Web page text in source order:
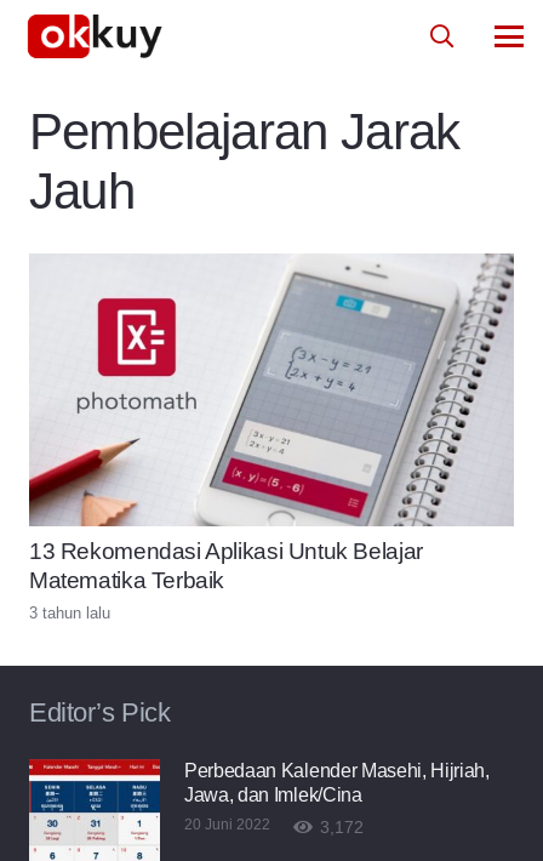
Pembelajaran Jarak
Jauh
13 Rekomendasi Aplikasi Untuk Belajar
Matematika Terbaik
3 tahun lalu
Editor’s Pick
Perbedaan Kalender Masehi, Hijriah,
Jawa, dan Imlek/Cina
20 Juni 2022 3,172